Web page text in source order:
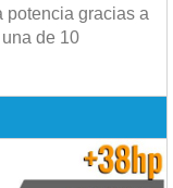
potencia gracias a
de 10